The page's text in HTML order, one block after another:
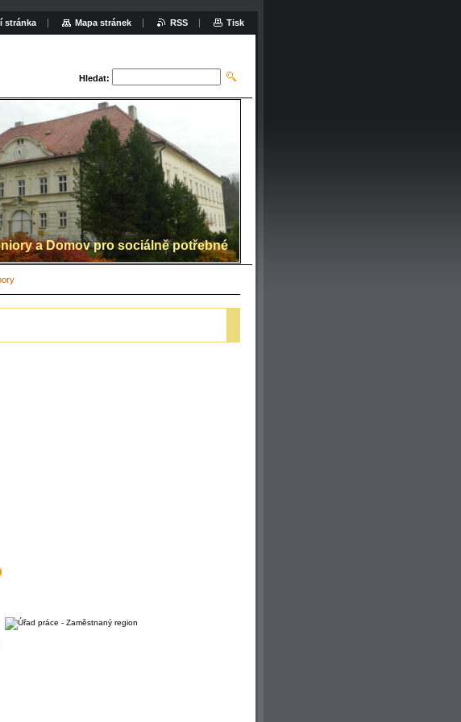
Hledat:
a Domov pro sociálně potřebné
stránka Mapa stránek RSS Tisk